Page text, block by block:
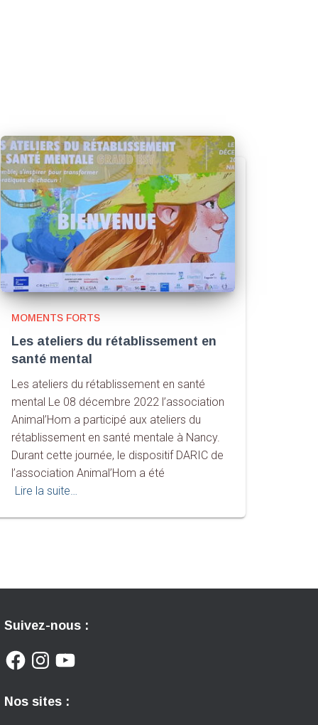
MOMENTS FORTS
Les ateliers du rétablissement en
santé mental
Les ateliers du rétablissement en santé
mental Le 08 décembre 2022 l’association
Animal’Hom a participé aux ateliers du
rétablissement en santé mentale à Nancy.
Durant cette journée, le dispositif DARIC de
l’association Animal’Hom a été
Lire la suite…
Suivez-nous :
F
A
O
N
G
Y
O
B
Nos sites :